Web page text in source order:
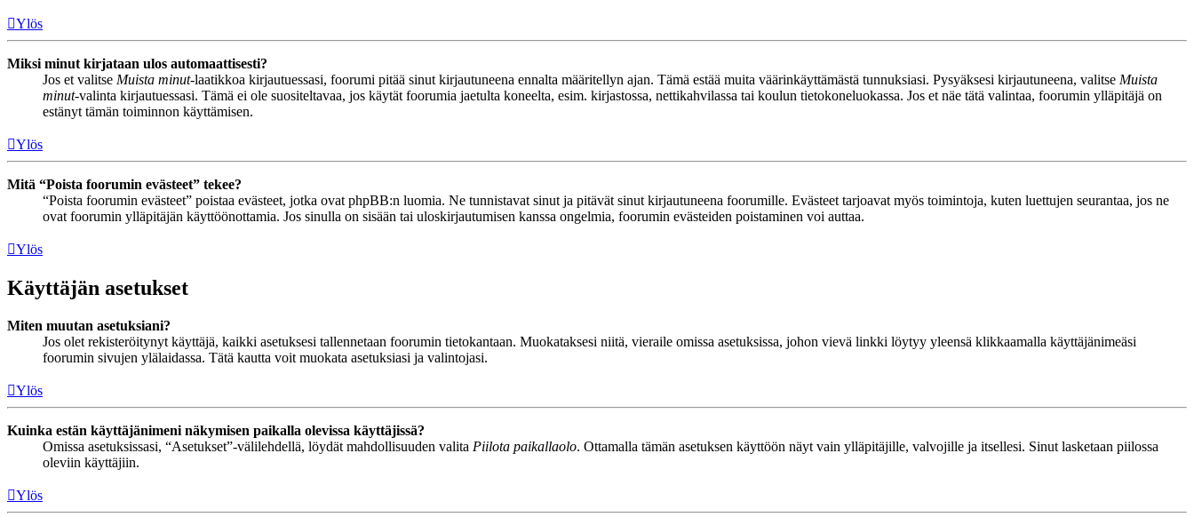
Ylös
Miksi minut kirjataan ulos automaattisesti?
Jos et valitse Muista minut-laatikkoa kirjautuessasi, foorumi pitää sinut kirjautuneena ennalta määritellyn ajan. Tämä estää muita väärinkäyttämästä tunnuksiasi. Pysyäksesi kirjautuneena, valitse Muista
minut-valinta kirjautuessasi. Tämä ei ole suositeltavaa, jos käytät foorumia jaetulta koneelta, esim. kirjastossa, nettikahvilassa tai koulun tietokoneluokassa. Jos et näe tätä valintaa, foorumin ylläpitäjä on
estänyt tämän toiminnon käyttämisen.
Ylös
Mitä “Poista foorumin evästeet” tekee?
“Poista foorumin evästeet” poistaa evästeet, jotka ovat phpBB:n luomia. Ne tunnistavat sinut ja pitävät sinut kirjautuneena foorumille. Evästeet tarjoavat myös toimintoja, kuten luettujen seurantaa, jos ne
ovat foorumin ylläpitäjän käyttöönottamia. Jos sinulla on sisään tai uloskirjautumisen kanssa ongelmia, foorumin evästeiden poistaminen voi auttaa.
Ylös
Käyttäjän asetukset
Miten muutan asetuksiani?
Jos olet rekisteröitynyt käyttäjä, kaikki asetuksesi tallennetaan foorumin tietokantaan. Muokataksesi niitä, vieraile omissa asetuksissa, johon vievä linkki löytyy yleensä klikkaamalla käyttäjänimeäsi
foorumin sivujen ylälaidassa. Tätä kautta voit muokata asetuksiasi ja valintojasi.
Ylös
Kuinka estän käyttäjänimeni näkymisen paikalla olevissa käyttäjissä?
Omissa asetuksissasi, “Asetukset”-välilehdellä, löydät mahdollisuuden valita Piilota paikallaolo. Ottamalla tämän asetuksen käyttöön näyt vain ylläpitäjille, valvojille ja itsellesi. Sinut lasketaan piilossa
oleviin käyttäjiin.
Ylös